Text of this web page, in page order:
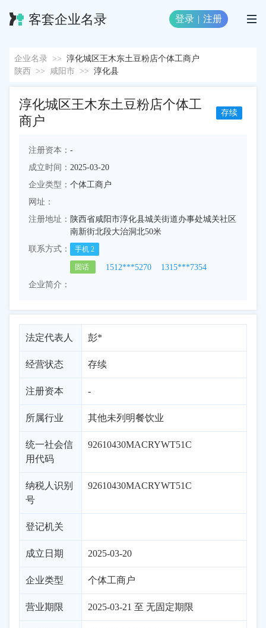
客套企业名录 登录 | 注册
企业名录 >> 淳化城区王木东土豆粉店个体工商户
陕西
>> 咸阳市 >> 淳化县
淳化城区王木东土豆粉店个体工
商户
存续
注册资本： -
成立时间： 2025-03-20
企业类型： 个体工商户
网址：
注册地址： 陕西省咸阳市淳化县城关街道办事处城关社区
南新街北段大治洞北50米
联系方式：
手机 2
固话 1512***5270
1315***7354
企业简介：
法定代表人 彭*
经营状态 存续
注册资本 -
所属行业 其他未列明餐饮业
统一社会信
用代码
92610430MACRYWT51C
纳税人识别
号
92610430MACRYWT51C
登记机关
成立日期 2025-03-20
企业类型 个体工商户
营业期限 2025-03-21 至 无固定期限